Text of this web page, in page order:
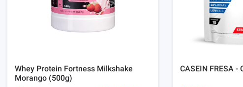
Whey Protein Fortness Milkshake
Morango (500g)
CASEIN FRESA -